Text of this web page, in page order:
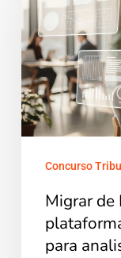
PDF
para
plataforma:
o
guia
essencial
paraConcurso
Migrar de
para